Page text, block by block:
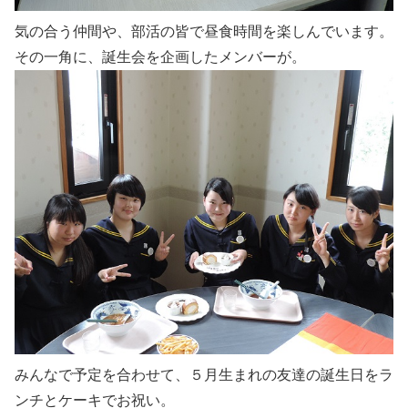
気の合う仲間や、部活の皆で昼食時間を楽しんでいます。
その一角に、誕生会を企画したメンバーが。
みんなで予定を合わせて、５月生まれの友達の誕生日をラ
ンチとケーキでお祝い。